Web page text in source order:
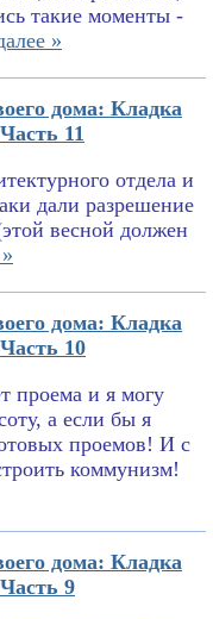
такие моменты -
»
дома: Кладка
11
отдела и
дали разрешение
весной должен
дома: Кладка
10
проема и я могу
а если бы я
проемов! И с
коммунизм!
дома: Кладка
9